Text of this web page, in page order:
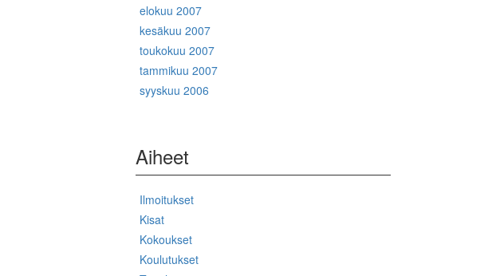
elokuu 2007
kesäkuu 2007
toukokuu 2007
tammikuu 2007
syyskuu 2006
Aiheet
Ilmoitukset
Kisat
Kokoukset
Koulutukset